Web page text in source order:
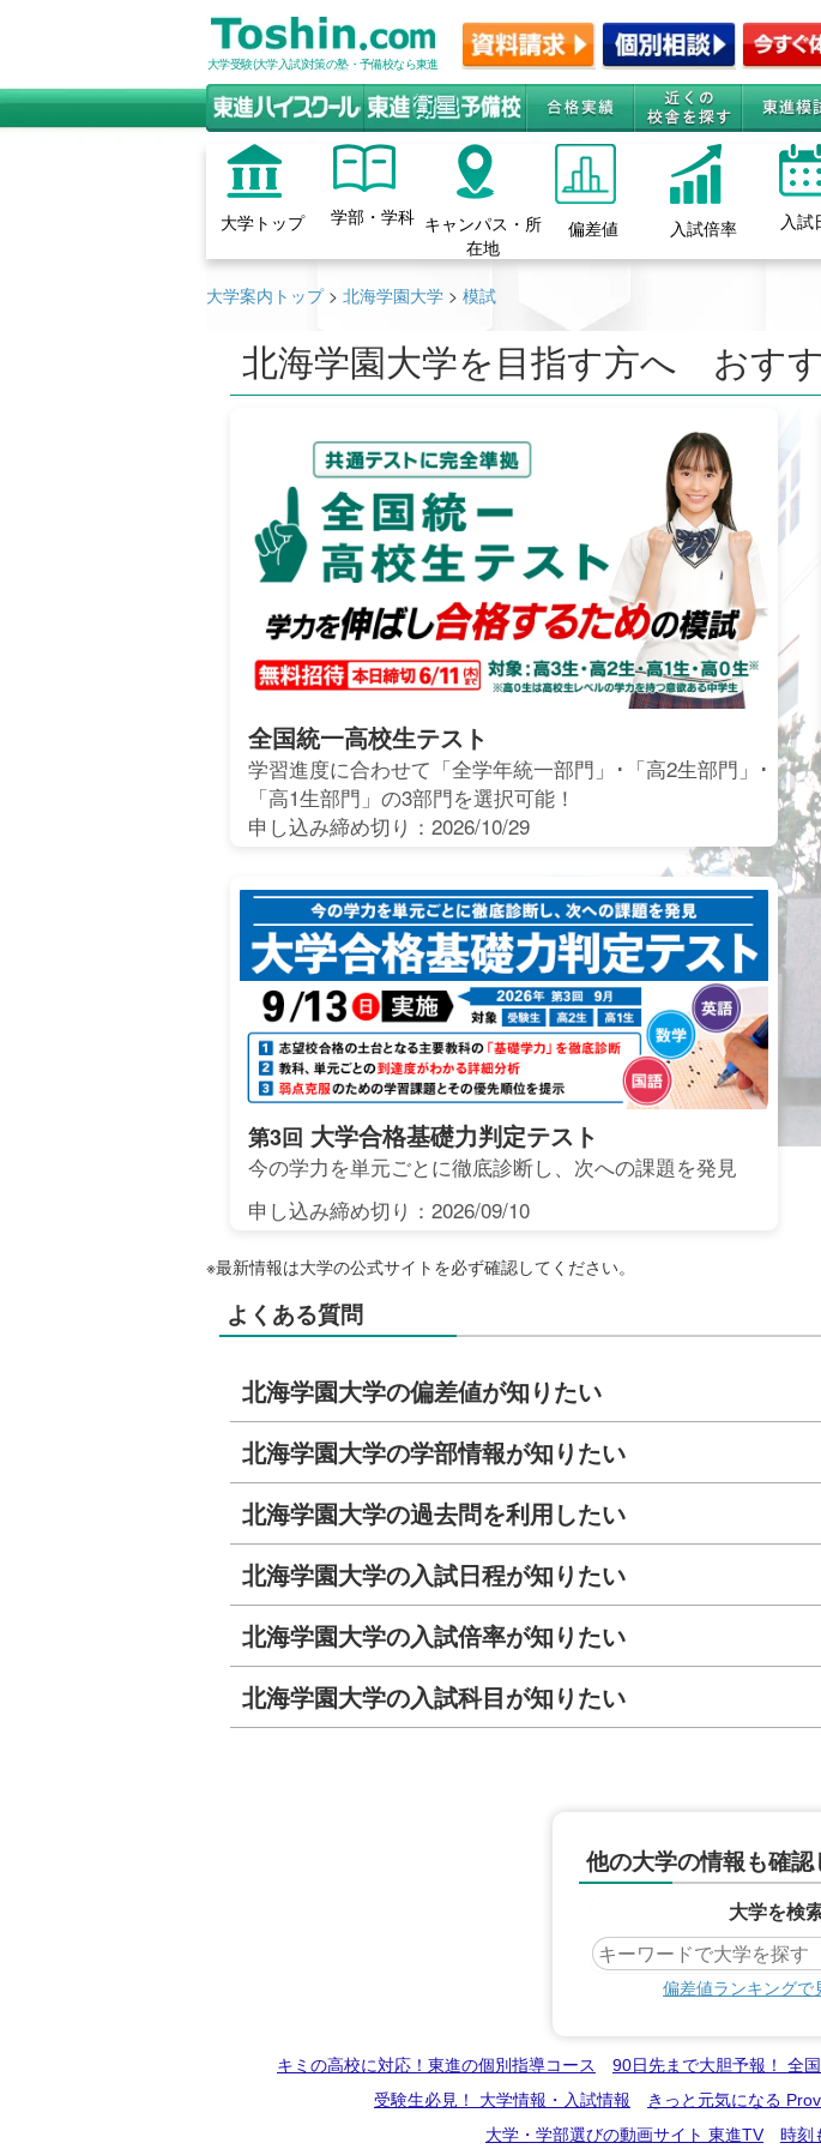
大学受験(大学入試)対策の塾・予備校なら東進
大学トップ 学部・学科 キャンパス・所
在地
偏差値 入試倍率 入試
大学案内トップ> 北海学園大学 > 模試
北海学園大学を目指す方へ おす
全国統一高校生テスト
学習進度に合わせて「全学年統一部門」･「高2生部門」･
「高1生部門」の3部門を選択可能！
申し込み締め切り：2026/10/29
第3回 大学合格基礎力判定テスト
今の学力を単元ごとに徹底診断し、次への課題を発見
申し込み締め切り：2026/09/10
※最新情報は大学の公式サイトを必ず確認してください。
よくある質問
北海学園大学の偏差値が知りたい
北海学園大学の学部情報が知りたい
北海学園大学の過去問を利用したい
北海学園大学の入試日程が知りたい
北海学園大学の入試倍率が知りたい
北海学園大学の入試科目が知りたい
他の大学の情報も確認
大学を検
偏差値ランキングで
キミの高校に対応！東進の個別指導コース 90日先まで大胆予報！ 全
受験生必見！ 大学情報・入試情報
きっと元気になる
大学・学部選びの動画サイト 東進TV
時刻